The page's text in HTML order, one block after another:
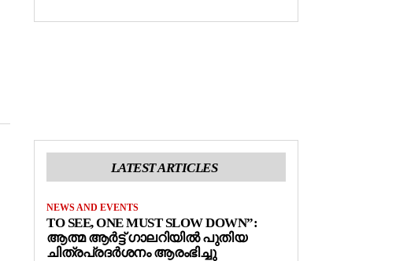
LATEST ARTICLES
NEWS AND EVENTS
TO SEE, ONE MUST SLOW DOWN”:
ആത്മ ആർട്ട് ഗാലറിയിൽ പുതിയ
ചിത്രപ്രദർശനം ആരംഭിച്ചു